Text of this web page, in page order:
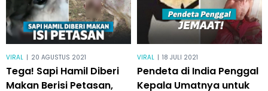
VIRAL | 20 AGUSTUS 2021
Tega! Sapi Hamil Diberi
Makan Berisi Petasan,
VIRAL | 18 JULI 2021
Pendeta di India Penggal
Kepala Umatnya untuk